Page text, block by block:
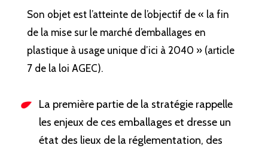
Son objet est l’atteinte de l’objectif de « la fin
de la mise sur le marché d’emballages en
plastique à usage unique d’ici à 2040 » (article
7 de la loi AGEC).
La première partie de la stratégie rappelle
les enjeux de ces emballages et dresse un
état des lieux de la réglementation, des